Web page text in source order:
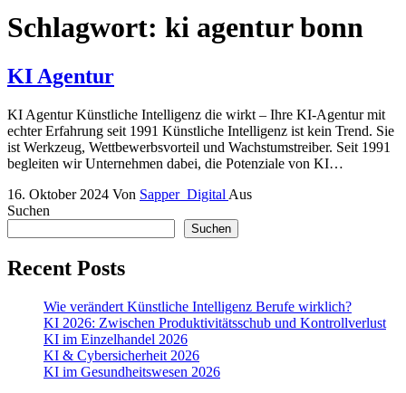
Schlagwort: ki agentur bonn
KI Agentur
KI Agentur Künstliche Intelligenz die wirkt – Ihre KI-Agentur mit
echter Erfahrung seit 1991 Künstliche Intelligenz ist kein Trend. Sie
ist Werkzeug, Wettbewerbsvorteil und Wachstumstreiber. Seit 1991
begleiten wir Unternehmen dabei, die Potenziale von KI…
16. Oktober 2024 Von Sapper_Digital Aus
Suchen
Suchen
Recent Posts
Wie verändert Künstliche Intelligenz Berufe wirklich?
KI 2026: Zwischen Produktivitätsschub und Kontrollverlust
KI im Einzelhandel 2026
KI & Cybersicherheit 2026
KI im Gesundheitswesen 2026